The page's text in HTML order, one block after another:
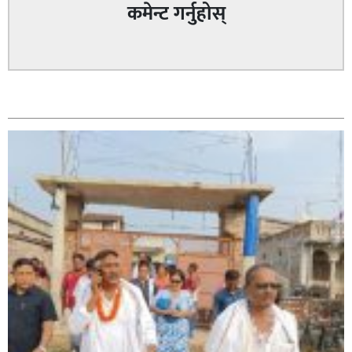
सिराहा-२ मा संजय यादव भिड्ने !
कमेन्ट गर्नुहोस्